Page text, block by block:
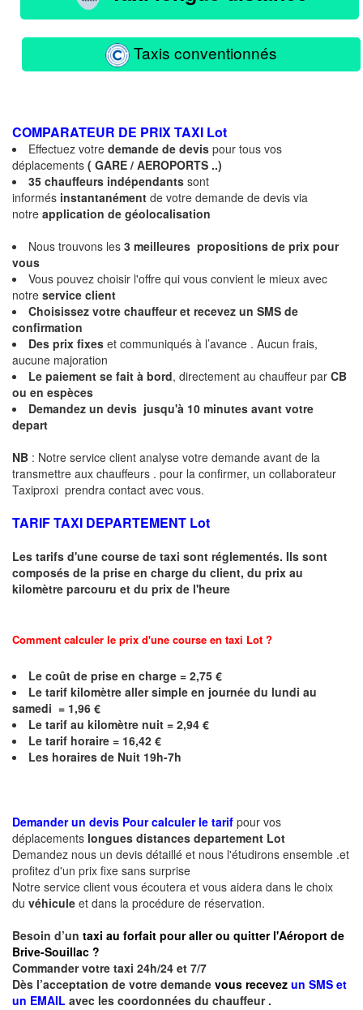
Taxis conventionnés
COMPARATEUR DE PRIX TAXI Lot
Effectuez votre demande de devis pour tous vos
déplacements ( GARE / AEROPORTS ..)
35 chauffeurs indépendants sont
informés instantanément de votre demande de devis via
notre application de géolocalisation
Nous trouvons les 3 meilleures propositions de prix pour
vous
Vous pouvez choisir l'offre qui vous convient le mieux avec
notre service client
Choisissez votre chauffeur et recevez un SMS de
confirmation
Des prix fixes et communiqués à l’avance . Aucun frais,
aucune majoration
Le paiement se fait à bord, directement au chauffeur par CB
ou en espèces
Demandez un devis jusqu'à 10 minutes avant votre
depart
NB : Notre service client analyse votre demande avant de la
transmettre aux chauffeurs . pour la confirmer, un collaborateur
Taxiproxi prendra contact avec vous.
TARIF TAXI DEPARTEMENT Lot
Les tarifs d'une course de taxi sont réglementés. Ils sont
composés de la prise en charge du client, du prix au
kilomètre parcouru et du prix de l'heure
Comment calculer le prix d'une course en taxi Lot ?
Le coût de prise en charge = 2,75 €
Le tarif kilomètre aller simple en journée du lundi au
samedi = 1,96 €
Le tarif au kilomètre nuit = 2,94 €
Le tarif horaire = 16,42 €
Les horaires de Nuit 19h-7h
Demander un devis Pour calculer le tarif pour vos
déplacements longues distances departement Lot
Demandez nous un devis détaillé et nous l'étudirons ensemble .et
profitez d'un prix fixe sans surprise
Notre service client vous écoutera et vous aidera dans le choix
du véhicule et dans la procédure de réservation.
Besoin d’un taxi au forfait pour aller ou quitter l'Aéroport de
Brive-Souillac ?
Commander votre taxi 24h/24 et 7/7
Dès l’acceptation de votre demande vous recevez un SMS et
un EMAIL avec les coordonnées du chauffeur .